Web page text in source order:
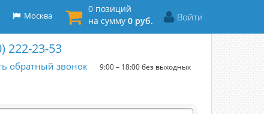
Войти
0 позиций
на сумму 0 руб.
Москва
222-23-53
обратный звонок 9:00 – 18:00 без выходных